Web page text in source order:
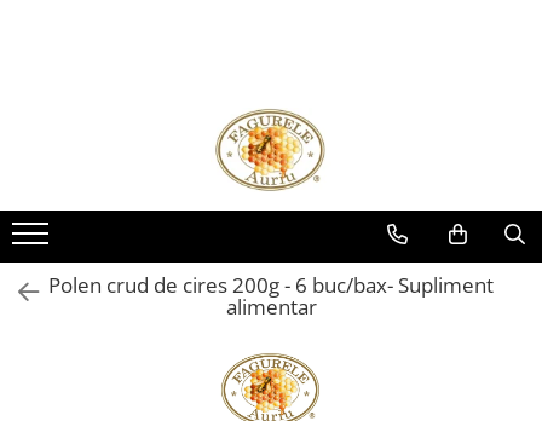
Miere 275g
Miere 400g
Miere 500g
Miere 950g
Polen crud de cires 200g - 6 buc/bax- Supliment
alimentar